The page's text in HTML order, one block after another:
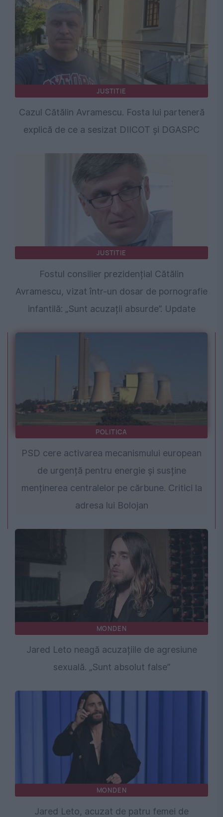
JUSTITIE
Cazul Cătălin Avramescu. Fosta lui parteneră
explică de ce a sesizat DIICOT și DGASPC
JUSTITIE
Fostul consilier prezidențial Cătălin
Avramescu, vizat într-un dosar de pornografie
infantilă: „Sunt acuzații absurde”. Update
POLITICA
PSD cere activarea mecanismului european
de urgență pentru energie și susține
menținerea centralelor pe cărbune. Critici la
adresa lui Bolojan
MONDEN
Jared Leto neagă acuzațiile de agresiune
sexuală. „Sunt absolut false”
MONDEN
Jared Leto, acuzat de patru femei de